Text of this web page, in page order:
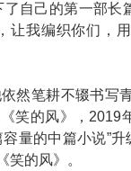
己的第一部长
让我编织你们，
笔耕不辍书写
笑的风》，2019
量的中篇小说”
笑的风》。